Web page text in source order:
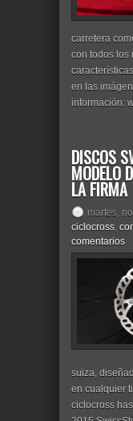
carretera
con todos los
en las
información:
DISCOS
MODELO
LA FIRMA
martes,
ciclocross,
comentarios
suiza,
en cualquier
ciclocross